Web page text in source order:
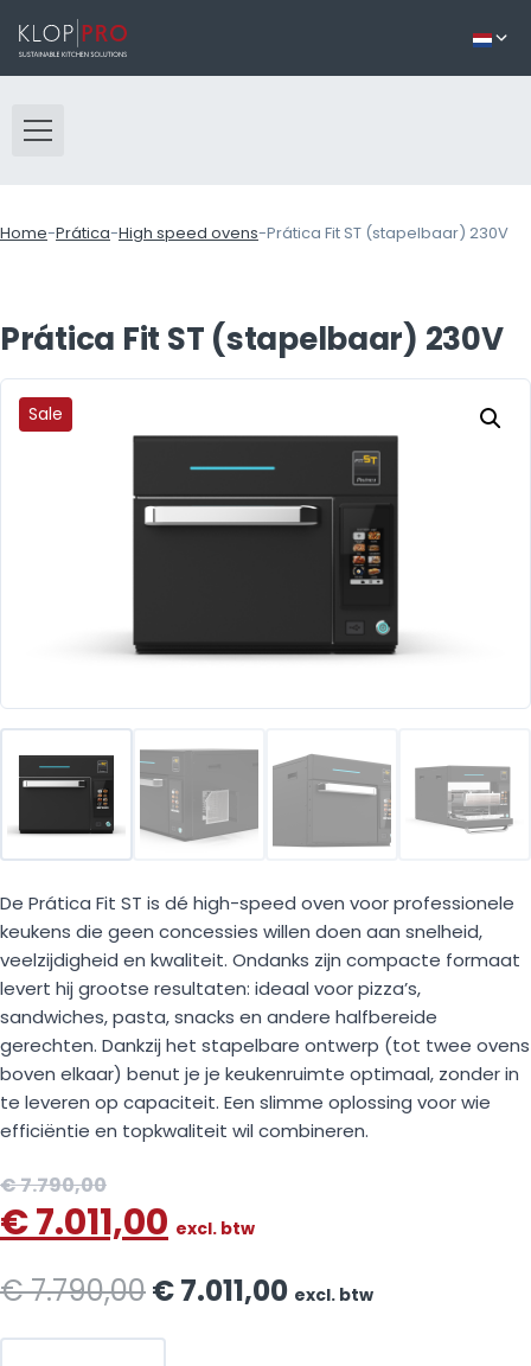
Home-Prática-High speed ovens-Prática Fit ST (stapelbaar) 230V
Prática Fit ST (stapelbaar) 230V
Sale
€7.790,00€7.011,00 excl. btw
€7.790,00
€7.011,00 excl. btw
De Prática Fit ST is dé high-speed oven voor professionele
keukens die geen concessies willen doen aan snelheid,
veelzijdigheid en kwaliteit. Ondanks zijn compacte formaat
levert hij grootse resultaten: ideaal voor pizza’s,
sandwiches, pasta, snacks en andere halfbereide
gerechten. Dankzij het stapelbare ontwerp (tot twee ovens
boven elkaar) benut je je keukenruimte optimaal, zonder in
te leveren op capaciteit. Een slimme oplossing voor wie
efficiëntie en topkwaliteit wil combineren.